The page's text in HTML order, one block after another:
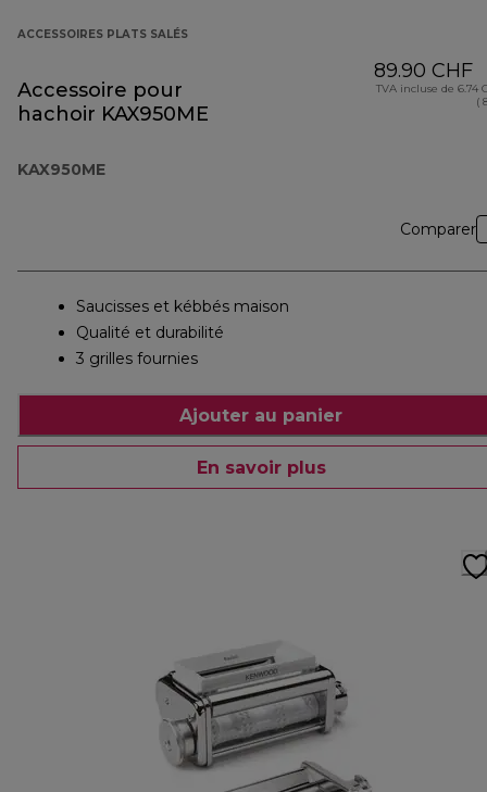
ACCESSOIRES PLATS SALÉS
Accessoire pour
hachoir KAX950ME
KAX950ME
89.90 CHF
TVA incluse de 6.74
(
Comparer
Saucisses et kébbés maison
Qualité et durabilité
3 grilles fournies
Ajouter au panier
En savoir plus